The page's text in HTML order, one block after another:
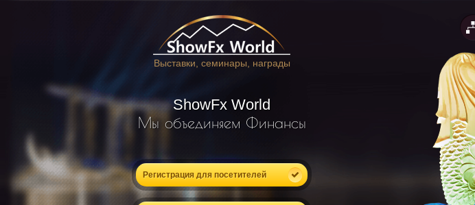
Выставки, семинары, награды
ShowFx World
Мы объединяем Финансы
Регистрация для посетителей